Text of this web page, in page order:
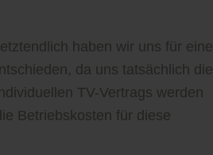
haben wir uns für eine
da uns tatsächlich die
TV-Vertrags werden
Betriebskosten für diese